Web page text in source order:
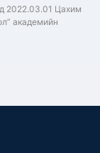
2022.03.01 Цахим
академийн